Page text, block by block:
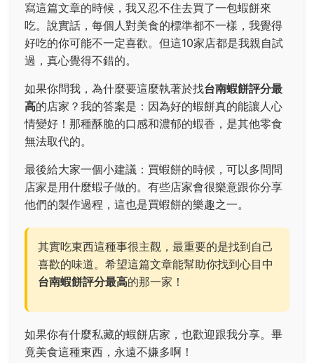
寫這篇文章的時候，我又忍不住去買了一包蝦餅來
吃。說實話，每個人對美食的標準都不一樣，我覺得
好吃的你可能不一定喜歡。但這10家店都是我親自試
過，真心覺得不錯的。
如果你問我，為什麼要這麼執著於找台南蝦餅評分最
高的店家？我的答案是：因為好的蝦餅真的能讓人心
情變好！那種酥脆的口感和濃郁的蝦香，是其他零食
無法取代的。
最後給大家一個小建議：買蝦餅的時候，可以多問問
店家是用什麼蝦子做的。有些店家會很樂意跟你分享
他們的製作過程，這也是買蝦餅的樂趣之一。
其實吃東西這種事很主觀，最重要的是找到自己
喜歡的味道。希望這篇文章能幫助你找到心目中
台南蝦餅評分最高的那一家！
如果你有什麼私藏的蝦餅店家，也歡迎跟我分享。畢
竟美食這種東西，永遠不嫌多啊！